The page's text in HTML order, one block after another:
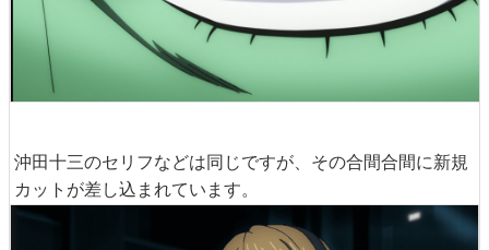
沖田十三のセリフなどは同じですが、その合間合間に新規
カットが差し込まれています。